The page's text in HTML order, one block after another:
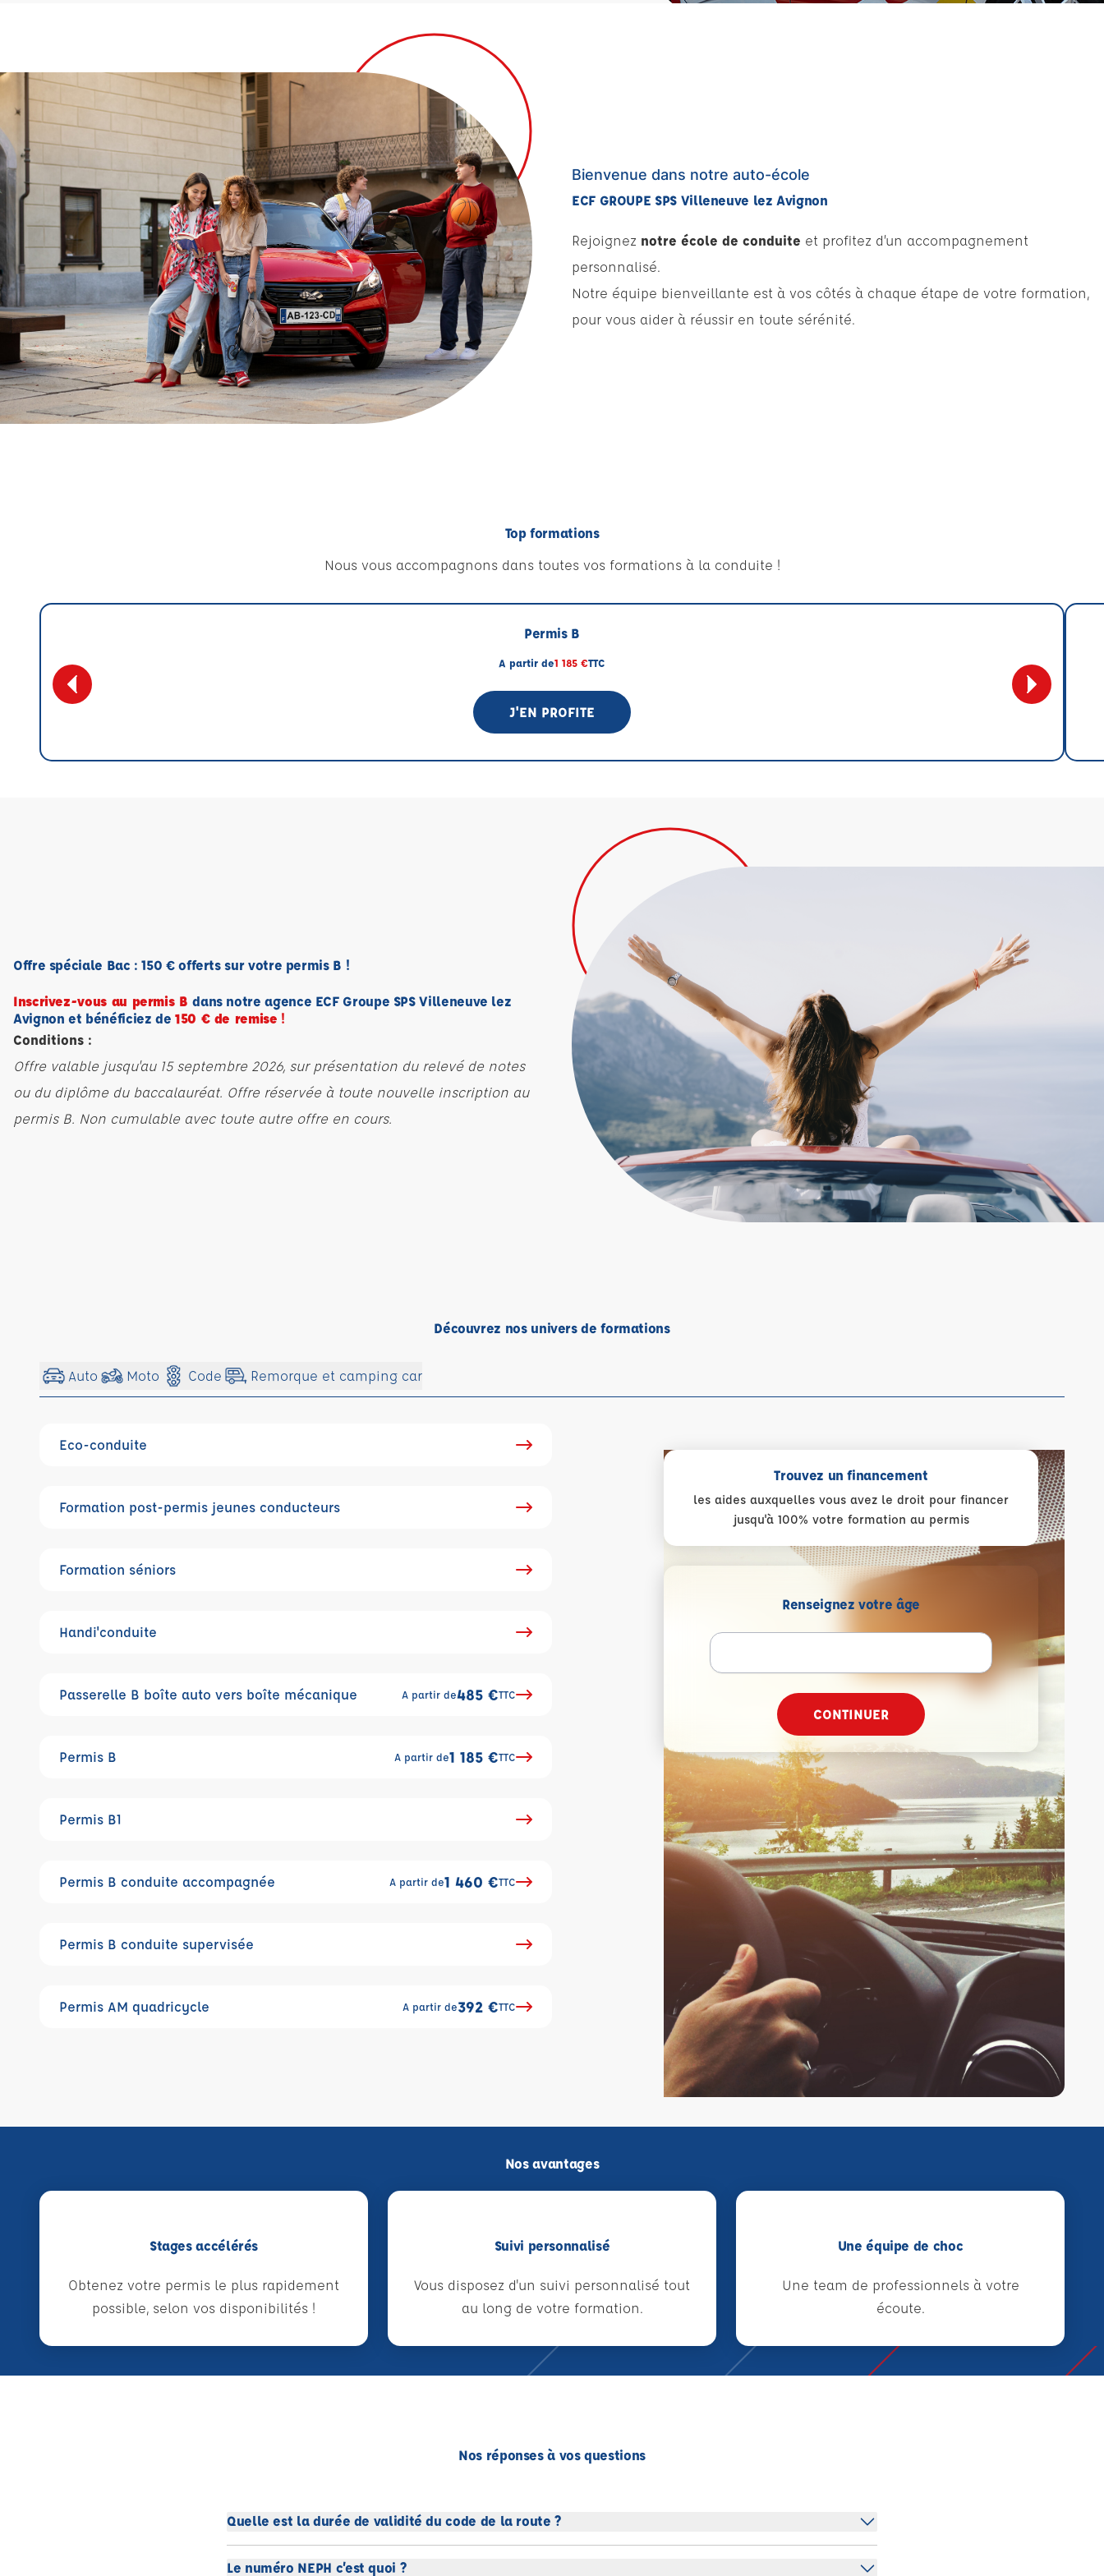
Bienvenue dans notre auto-école
ECF GROUPE SPS Villeneuve lez Avignon
Rejoignez notre école de conduite et profitez d’un accompagnement
personnalisé.
Notre équipe bienveillante est à vos côtés à chaque étape de votre formation,
pour vous aider à réussir en toute sérénité.
Top formations
Nous vous accompagnons dans toutes vos formations à la conduite !
Permis B
A partir de1 185 €TTC
J'EN PROFITE
Offre spéciale Bac : 150 € offerts sur votre permis B !
Inscrivez-vous au permis B dans notre agence ECF Groupe SPS Villeneuve lez
Avignon et bénéficiez de 150 € de remise !
Conditions :
Offre valable jusqu'au 15 septembre 2026, sur présentation du relevé de notes
ou du diplôme du baccalauréat. Offre réservée à toute nouvelle inscription au
permis B. Non cumulable avec toute autre offre en cours.
Découvrez nos univers de formations
Auto Moto Code Remorque et camping car
Eco-conduite
Formation post-permis jeunes conducteurs
Formation séniors
Handi'conduite
Passerelle B boîte auto vers boîte mécanique A partir de485 €TTC
Permis B A partir de1 185 €TTC
Permis B1
Permis B conduite accompagnée A partir de1 460 €TTC
Permis B conduite supervisée
Permis AM quadricycle A partir de392 €TTC
Trouvez un financement
les aides auxquelles vous avez le droit pour financer
jusqu'à 100% votre formation au permis
Renseignez votre âge
CONTINUER
Nos avantages
Stages accélérés
Obtenez votre permis le plus rapidement
possible, selon vos disponibilités !
Suivi personnalisé
Vous disposez d'un suivi personnalisé tout
au long de votre formation.
Une équipe de choc
Une team de professionnels à votre
écoute.
Nos réponses à vos questions
Quelle est la durée de validité du code de la route ?
Le numéro NEPH c’est quoi ?